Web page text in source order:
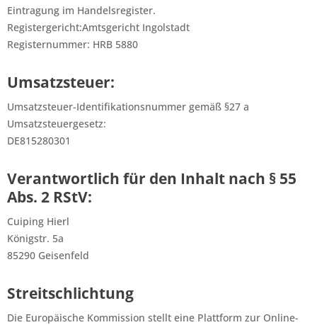
Eintragung im Handelsregister.
Registergericht:Amtsgericht Ingolstadt
Registernummer: HRB 5880
Umsatzsteuer:
Umsatzsteuer-Identifikationsnummer gemäß §27 a
Umsatzsteuergesetz:
DE815280301
Verantwortlich für den Inhalt nach § 55
Abs. 2 RStV:
Cuiping Hierl
Königstr. 5a
85290 Geisenfeld
Streitschlichtung
Die Europäische Kommission stellt eine Plattform zur Online-